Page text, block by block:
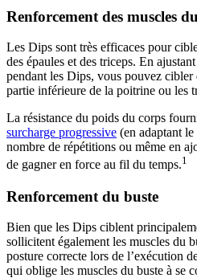
Renforcement des muscles
Les Dips sont très efficaces pour
des épaules et des triceps. En
pendant les Dips, vous pouvez cibler
partie inférieure de la poitrine ou les
La résistance du poids du corps
surcharge progressive (en adaptant
nombre de répétitions ou même en
de gagner en force au fil du temps.1
Renforcement du buste
Bien que les Dips ciblent
sollicitent également les muscles du
posture correcte lors de l’exécution
qui oblige les muscles du buste à se